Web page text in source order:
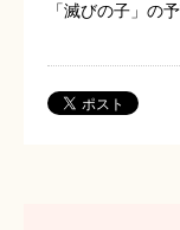
「滅びの子」の